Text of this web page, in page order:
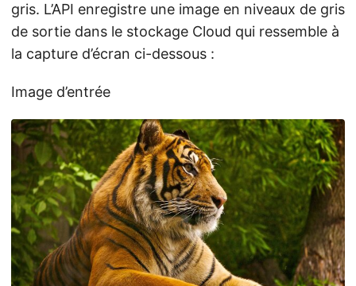
gris. L’API enregistre une image en niveaux de gris
de sortie dans le stockage Cloud qui ressemble à
la capture d’écran ci-dessous :
Image d’entrée